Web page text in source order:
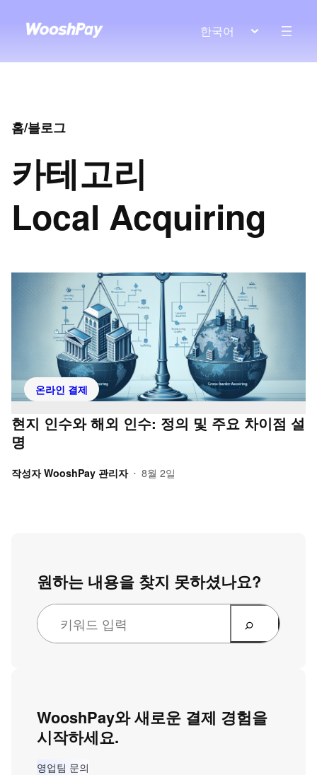
한국어
홈/블로그
카테고리
Local Acquiring
온라인 결제
현지 인수와 해외 인수: 정의 및 주요 차이점 설
명
작성자 WooshPay 관리자 • 8월 2일
원하는 내용을 찾지 못하셨나요?
WooshPay와 새로운 결제 경험을
시작하세요.
영업팀 문의